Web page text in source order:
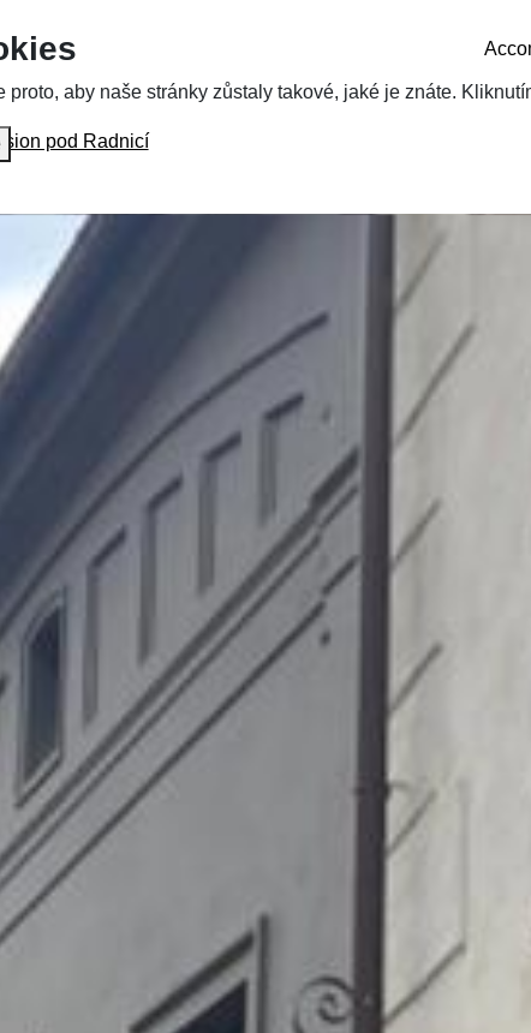
pod Radnicí
aby naše stránky zůstaly takové, jaké je znáte.